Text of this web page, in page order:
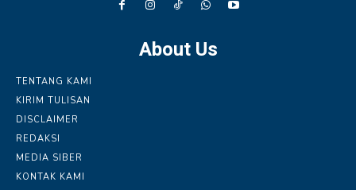
About Us
TENTANG KAMI
KIRIM TULISAN
DISCLAIMER
REDAKSI
MEDIA SIBER
KONTAK KAMI